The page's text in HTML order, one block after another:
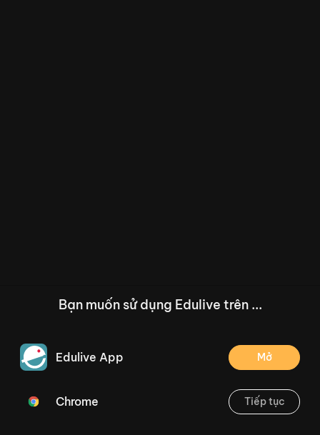
/--
Thoát
Bạn muốn sử dụng Edulive trên ...
Edulive App Mở
Chrome Tiếp tục